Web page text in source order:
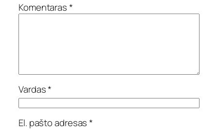
Komentaras*
Vardas*
El. pašto adresas*